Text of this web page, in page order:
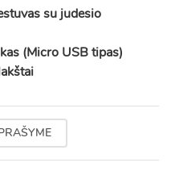
su judesio
(Micro USB tipas)